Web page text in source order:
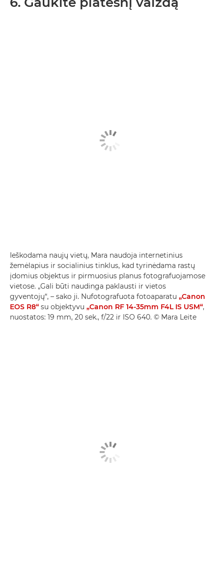
Ieškodama naujų vietų, Mara naudoja internetinius
žemėlapius ir socialinius tinklus, kad tyrinėdama rastų
įdomius objektus ir pirmuosius planus fotografuojamose
vietose. „Gali būti naudinga paklausti ir vietos
gyventojų“, – sako ji. Nufotografuota fotoaparatu „Canon
EOS R8“ su objektyvu „Canon RF 14-35mm F4L IS USM“,
nuostatos: 19 mm, 20 sek., f/22 ir ISO 640. © Mara Leite